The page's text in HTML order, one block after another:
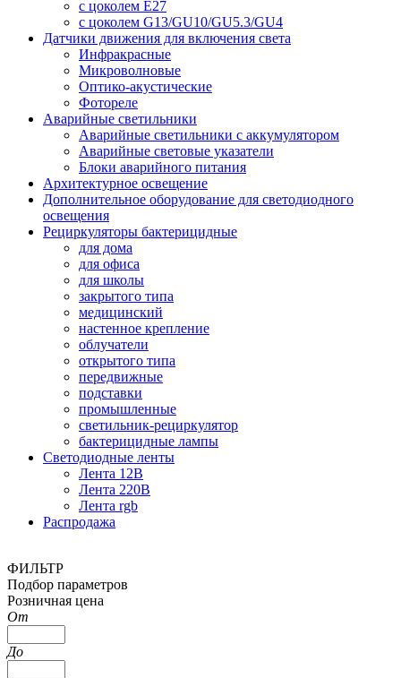
с цоколем E27
с цоколем G13/GU10/GU5.3/GU4
Датчики движения для включения света
Инфракрасные
Микроволновые
Оптико-акустические
Фотореле
Аварийные светильники
Аварийные светильники с аккумулятором
Аварийные световые указатели
Блоки аварийного питания
Архитектурное освещение
Дополнительное оборудование для светодиодного
освещения
Рециркуляторы бактерицидные
для дома
для офиса
для школы
закрытого типа
медицинский
настенное крепление
облучатели
открытого типа
передвижные
подставки
промышленные
светильник-рециркулятор
бактерицидные лампы
Светодиодные ленты
Лента 12В
Лента 220В
Лента rgb
Распродажа
ФИЛЬТР
Подбор параметров
Розничная цена
От
До